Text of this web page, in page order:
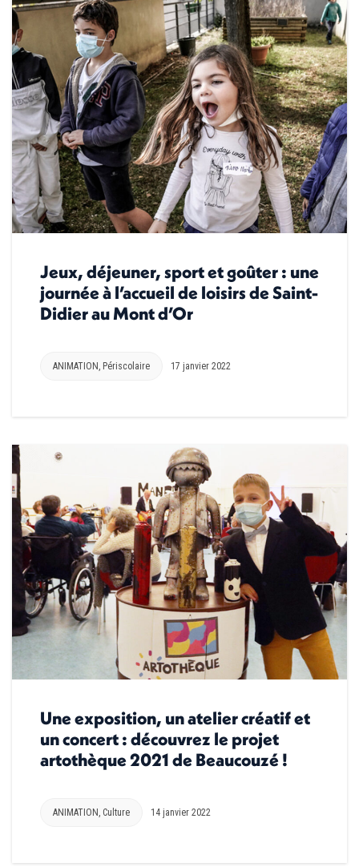
Jeux, déjeuner, sport et goûter : une
journée à l’accueil de loisirs de Saint-
Didier au Mont d’Or
ANIMATION Périscolaire 17 janvier 2022
Une exposition, un atelier créatif et
un concert : découvrez le projet
artothèque 2021 de Beaucouzé !
ANIMATION Culture 14 janvier 2022